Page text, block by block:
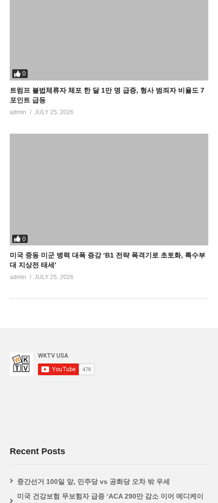
0
트럼프 불법체류자 체포 한 달 1만 명 급증, 형사 범죄자 비율도 7
포인트 급등
admin JULY 25, 2026
0
미국 중동 미군 병력 대폭 증강 ‘B1 전략 폭격기로 초토화, 특수부
대 지상전 태세’
admin JULY 25, 2026
Recent Posts
중간선거 100일 앞, 민주당 vs 공화당 오차 밖 우세
미국 건강보험 무보험자 급증 ‘ACA 290만 감소 이어 메디케이